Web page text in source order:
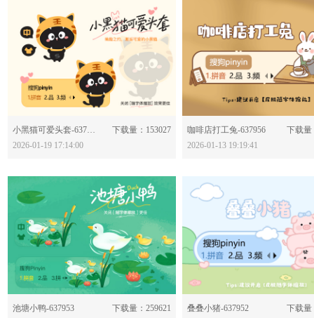
分享：
小黑猫可爱头套-637966
下载量：153027
2026-01-19 17:14:00
分享：
咖啡店打工兔-637956
下载量
2026-01-13 19:19:41
分享：
池塘小鸭-637953
下载量：259621
分享：
叠叠小猪-637952
下载量